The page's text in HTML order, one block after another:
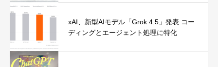
xAI、新型AIモデル「Grok 4.5」発表 コー
ディングとエージェント処理に特化